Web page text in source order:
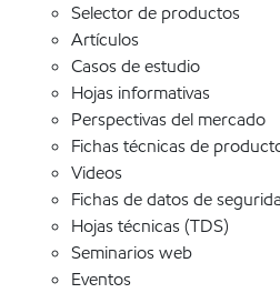
Selector de productos
Artículos
Casos de estudio
Hojas informativas
Perspectivas del mercado
Fichas técnicas de
Videos
Fichas de datos de
Hojas técnicas (TDS)
Seminarios web
Eventos